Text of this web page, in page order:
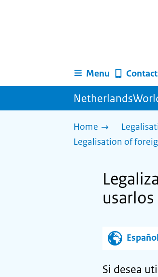
Menu Contact
Home
Legalisation of
usarlos
Español
Si desea